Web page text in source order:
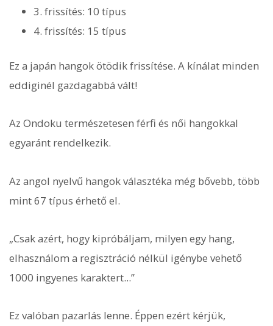
3. frissítés: 10 típus
4. frissítés: 15 típus
Ez a japán hangok ötödik frissítése. A kínálat minden
eddiginél gazdagabbá vált!
Az Ondoku természetesen férfi és női hangokkal
egyaránt rendelkezik.
Az angol nyelvű hangok választéka még bővebb, több
mint 67 típus érhető el.
„Csak azért, hogy kipróbáljam, milyen egy hang,
elhasználom a regisztráció nélkül igénybe vehető
1000 ingyenes karaktert...”
Ez valóban pazarlás lenne. Éppen ezért kérjük,